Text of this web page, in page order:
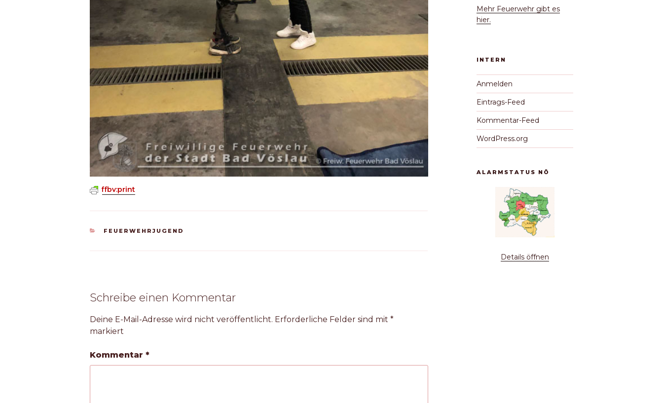
ffbv:print
KATEGORIEN
FEUERWEHRJUGEND
Schreibe einen Kommentar
Deine E-Mail-Adresse wird nicht veröffentlicht. Erforderliche Felder sind mit*
markiert
Kommentar*
Mehr Feuerwehr gibt es
hier.
INTERN
Anmelden
Eintrags-Feed
Kommentar-Feed
WordPress.org
ALARMSTATUS NÖ
Details öffnen